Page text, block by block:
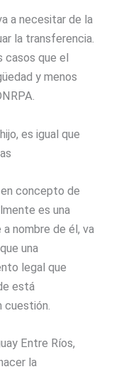
a necesitar de la
la transferencia.
casos que el
y menos
es igual que
concepto de
es una
nombre de él, va
una
legal que
está
Entre Ríos,
la